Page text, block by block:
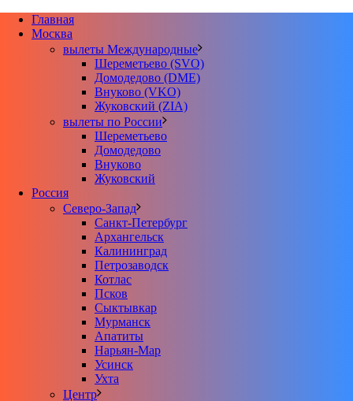
Главная
Москва
вылеты Международные
Шереметьево (SVO)
Домодедово (DME)
Внуково (VKO)
Жуковский (ZIA)
вылеты по России
Шереметьево
Домодедово
Внуково
Жуковский
Россия
Северо-Запад
Санкт-Петербург
Архангельск
Калининград
Петрозаводск
Котлас
Псков
Сыктывкар
Мурманск
Апатиты
Нарьян-Мар
Усинск
Ухта
Центр